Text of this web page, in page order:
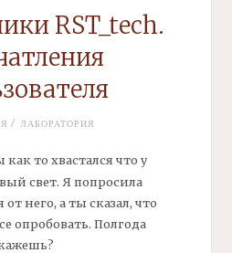
RST_tech.
/ ЛАБОРАТОРИЯ
то хвастался что у
свет. Я попросила
него, а ты сказал, что
опробовать. Полгода